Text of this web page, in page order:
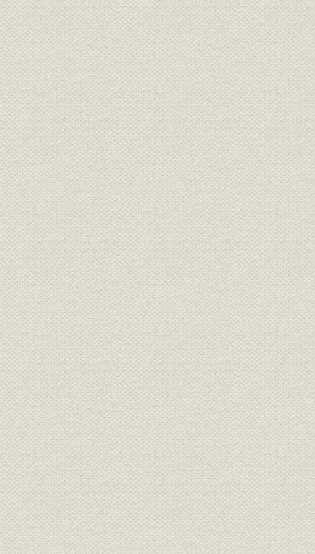
製品 主要工事
沿革 年表
参考文献 主な参考文献